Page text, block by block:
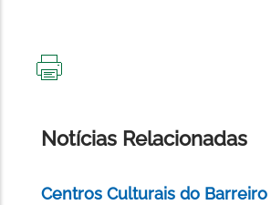
Notícias Relacionadas
Centros Culturais do